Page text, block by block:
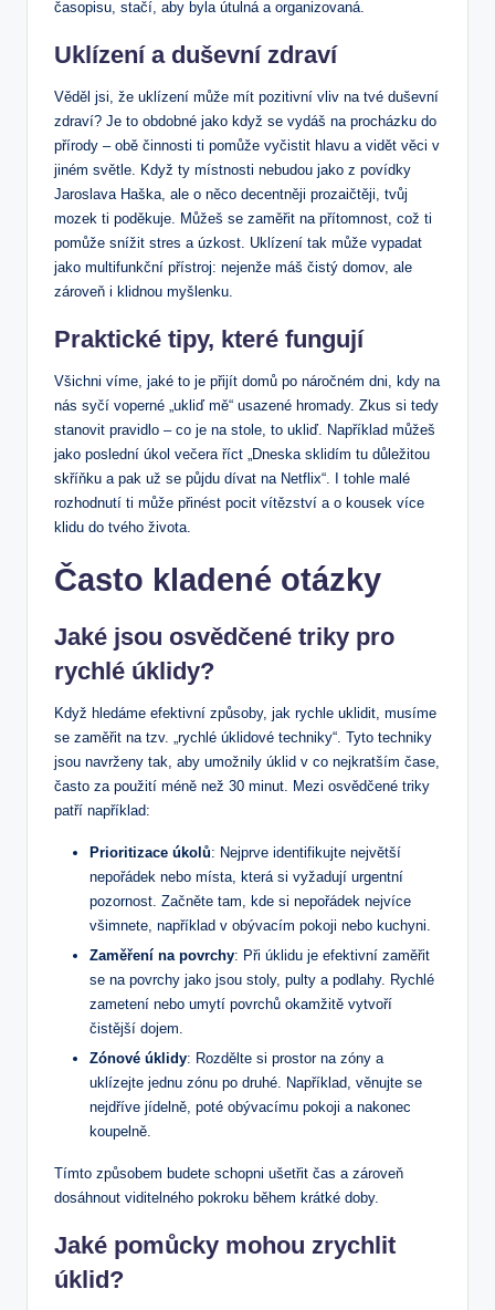
časopisu, stačí, aby byla útulná a organizovaná.
Uklízení a duševní zdraví
Věděl jsi, že uklízení může mít pozitivní vliv na tvé duševní
zdraví? Je to obdobné jako když se vydáš na procházku do
přírody – obě činnosti ti pomůže vyčistit hlavu a vidět věci v
jiném světle. Když ty místnosti nebudou jako z povídky
Jaroslava Haška, ale o něco decentněji prozaičtěji, tvůj
mozek ti poděkuje. Můžeš se zaměřit na přítomnost, což ti
pomůže snížit stres a úzkost. Uklízení tak může vypadat
jako multifunkční přístroj: nejenže máš čistý domov, ale
zároveň i klidnou myšlenku.
Praktické tipy, které fungují
Všichni víme, jaké to je přijít domů po náročném dni, kdy na
nás syčí voperné „ukliď mě“ usazené hromady. Zkus si tedy
stanovit pravidlo – co je na stole, to ukliď. Například můžeš
jako poslední úkol večera říct „Dneska sklidím tu důležitou
skříňku a pak už se půjdu dívat na Netflix“. I tohle malé
rozhodnutí ti může přinést pocit vítězství a o kousek více
klidu do tvého života.
Často kladené otázky
Jaké jsou osvědčené triky pro
rychlé úklidy?
Když hledáme efektivní způsoby, jak rychle uklidit, musíme
se zaměřit na tzv. „rychlé úklidové techniky“. Tyto techniky
jsou navrženy tak, aby umožnily úklid v co nejkratším čase,
často za použití méně než 30 minut. Mezi osvědčené triky
patří například:
Prioritizace úkolů: Nejprve identifikujte největší
nepořádek nebo místa, která si vyžadují urgentní
pozornost. Začněte tam, kde si nepořádek nejvíce
všimnete, například v obývacím pokoji nebo kuchyni.
Zaměření na povrchy: Při úklidu je efektivní zaměřit
se na povrchy jako jsou stoly, pulty a podlahy. Rychlé
zametení nebo umytí povrchů okamžitě vytvoří
čistější dojem.
Zónové úklidy: Rozdělte si prostor na zóny a
uklízejte jednu zónu po druhé. Například, věnujte se
nejdříve jídelně, poté obývacímu pokoji a nakonec
koupelně.
Tímto způsobem budete schopni ušetřit čas a zároveň
dosáhnout viditelného pokroku během krátké doby.
Jaké pomůcky mohou zrychlit
úklid?